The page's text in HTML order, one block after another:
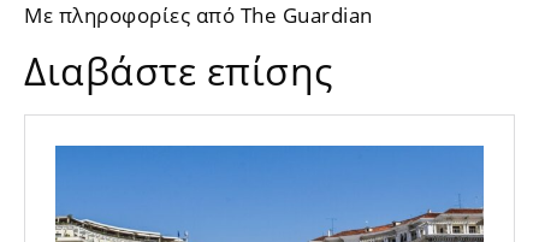
Με πληροφορίες από The Guardian
Διαβάστε επίσης